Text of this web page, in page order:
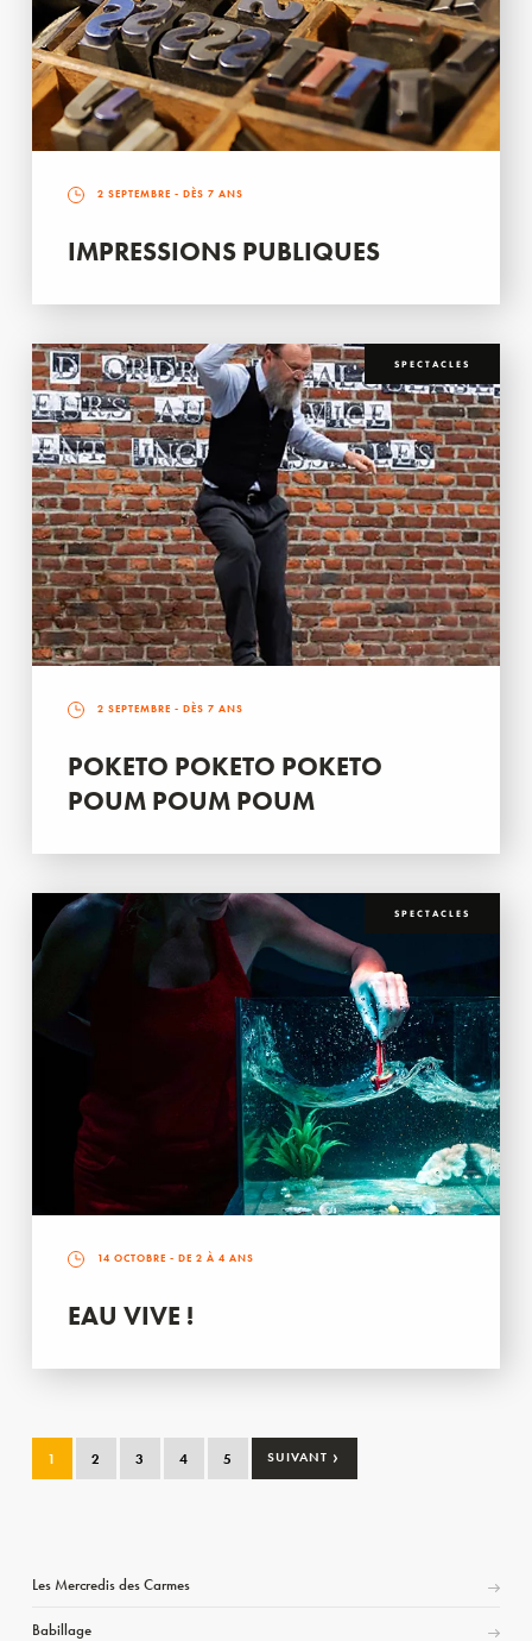
2 SEPTEMBRE - DÈS 7 ANS
IMPRESSIONS PUBLIQUES
SPECTACLES
2 SEPTEMBRE - DÈS 7 ANS
POKETO POKETO POKETO
POUM POUM POUM
SPECTACLES
14 OCTOBRE - DE 2 À 4 ANS
EAU VIVE !
1 2 3 4 5 SUIVANT ›
Les Mercredis des Carmes
Babillage